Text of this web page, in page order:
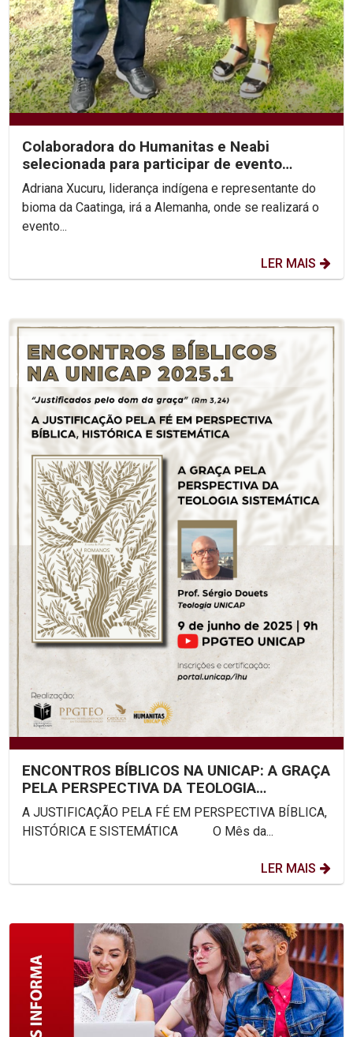
Colaboradora do Humanitas e Neabi
selecionada para participar de evento
internacional...
Adriana Xucuru, liderança indígena e representante do
bioma da Caatinga, irá a Alemanha, onde se realizará o
evento...
LER MAIS
ENCONTROS BÍBLICOS NA UNICAP: A GRAÇA
PELA PERSPECTIVA DA TEOLOGIA
SISTEMÁTICA
A JUSTIFICAÇÃO PELA FÉ EM PERSPECTIVA BÍBLICA,
HISTÓRICA E SISTEMÁTICA O Mês da...
LER MAIS